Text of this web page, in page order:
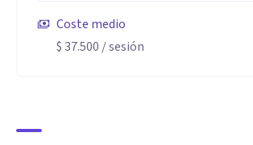
Me caracterizo por ser una psicóloga
para mis pacientes y así conseguir los
Coste medio
$ 37.500 / sesión